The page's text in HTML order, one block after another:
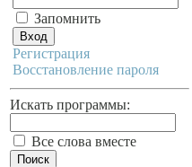
Запомнить
Регистрация
Восстановление пароля
Искать программы:
Все слова вместе